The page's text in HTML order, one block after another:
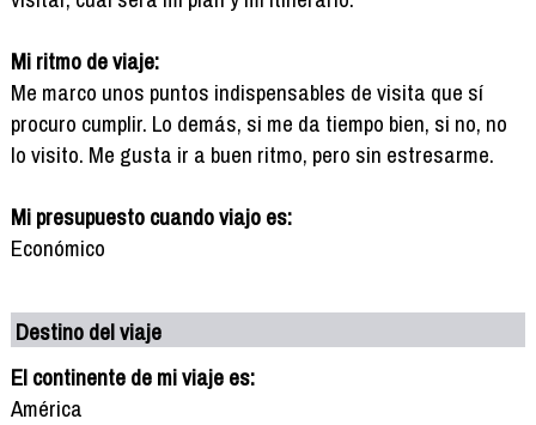
Mi ritmo de viaje:
Me marco unos puntos indispensables de visita que sí
procuro cumplir. Lo demás, si me da tiempo bien, si no, no
lo visito. Me gusta ir a buen ritmo, pero sin estresarme.
Mi presupuesto cuando viajo es:
Económico
Destino del viaje
El continente de mi viaje es:
América